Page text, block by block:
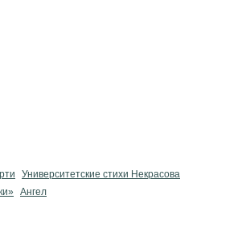
Университетские стихи Некрасова
Ангел